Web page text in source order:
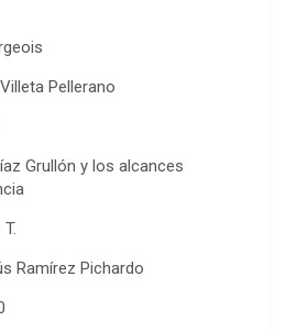
Pellerano
Grullón y los alcances
Ramírez Pichardo